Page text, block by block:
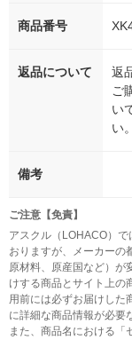
商品番号
返品について
返
ご
い
い。
備考
ご注意【免責】
アスクル（LOHACO）
おりますが、メーカーの
原材料、原産国など）が
けする商品とサイト上の
用前には必ずお届けした
に詳細な商品情報が必要
また、商品名における「